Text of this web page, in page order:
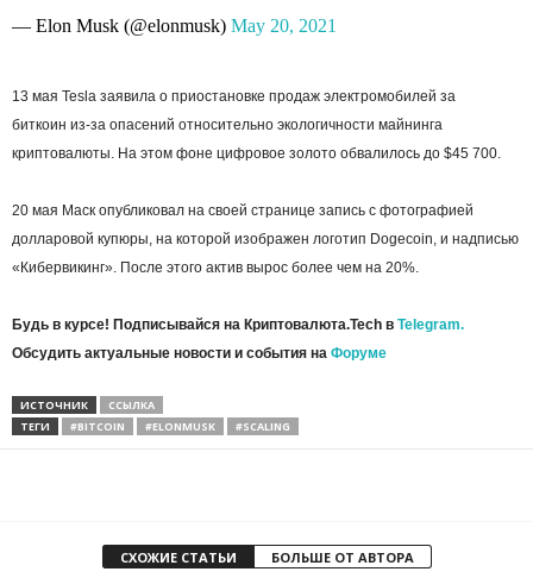
— Elon Musk (@elonmusk) May 20, 2021
13 мая Tesla заявила о приостановке продаж электромобилей за
биткоин из-за опасений относительно экологичности майнинга
криптовалюты. На этом фоне цифровое золото обвалилось до $45 700.
20 мая Маск опубликовал на своей странице запись с фотографией
долларовой купюры, на которой изображен логотип Dogecoin, и надписью
«Кибервикинг». После этого актив вырос более чем на 20%.
Будь в курсе! Подписывайся на Криптовалюта.Tech в Telegram.
Обсудить актуальные новости и события на Форуме
ИСТОЧНИК
ССЫЛКА
ТЕГИ
#BITCOIN #ELONMUSK #SCALING
СХОЖИЕ СТАТЬИ БОЛЬШЕ ОТ АВТОРА